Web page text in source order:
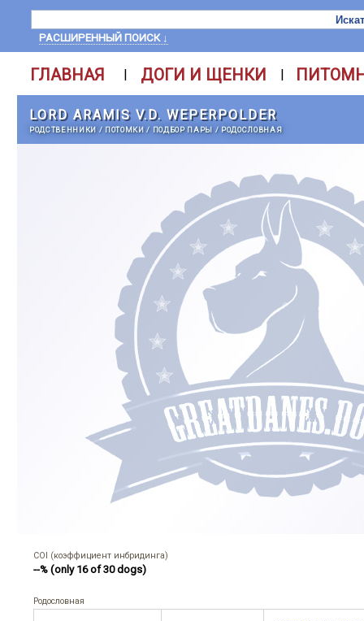
РАСШИРЕННЫЙ ПОИСК ↓
ГЛАВНАЯ | ДОГИ И ЩЕНКИ |
LORD ARAMIS V.D. WEPERPOLDER
РОДСТВЕННИКИ / ПОТОМКИ/ ПОДБОР ПАРЫ / РОДОСЛОВНАЯ
COI (коэффициент инбридинга)
--% (only 16 of 30 dogs)
Родословная